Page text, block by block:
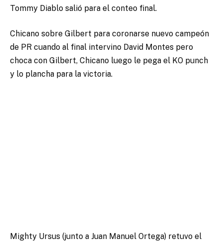
Tommy Diablo salió para el conteo final.
Chicano sobre Gilbert para coronarse nuevo campeón
de PR cuando al final intervino David Montes pero
choca con Gilbert, Chicano luego le pega el KO punch
y lo plancha para la victoria.
Mighty Ursus (junto a Juan Manuel Ortega) retuvo el